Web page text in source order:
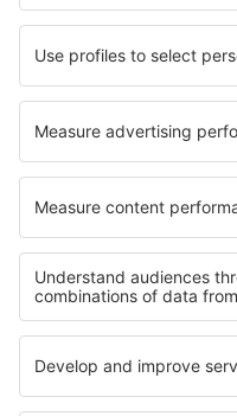
Hotels in Saluda
Hotels in Raynham
Die besten Hotels -
Hotels in Korsika
Hotels in Aquitanien
Hotels in Norddalmatien
Hotels in La Guajira